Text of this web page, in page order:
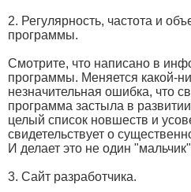
2. Регулярность, частота и
программы.
Смотрите, что написано в
программы. Меняется какой-
незначительная ошибка, что
программа застыла в
целый список новшеств и
свидетельствует о
И делает это не один
3. Сайт разработчика.